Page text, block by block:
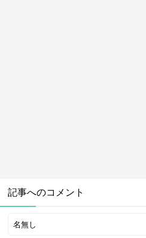
記事へのコメント